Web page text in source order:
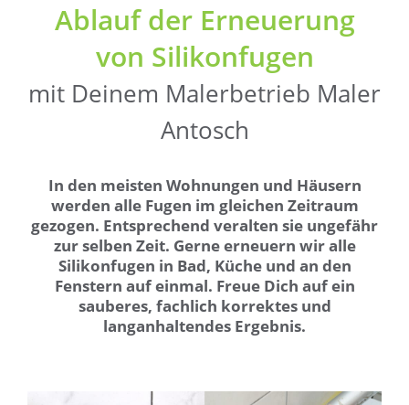
Ablauf der Erneuerung
von Silikonfugen
mit Deinem Malerbetrieb Maler
Antosch
In den meisten Wohnungen und Häusern
werden alle Fugen im gleichen Zeitraum
gezogen. Entsprechend veralten sie ungefähr
zur selben Zeit. Gerne erneuern wir alle
Silikonfugen in Bad, Küche und an den
Fenstern auf einmal. Freue Dich auf ein
sauberes, fachlich korrektes und
langanhaltendes Ergebnis.